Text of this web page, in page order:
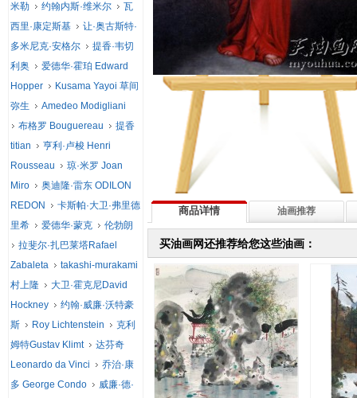
商品详情 油画推荐
买油画网还推荐给您这些油画：
米勒
约翰内斯·维米尔
瓦
西里·康定斯基
让·奥古斯特·
多米尼克·安格尔
提香·韦切
利奥
爱德华·霍珀 Edward
Hopper
Kusama Yayoi 草间
弥生
Amedeo Modigliani
布格罗 Bouguereau
提香
titian
亨利·卢梭 Henri
Rousseau
琼·米罗 Joan
Miro
奥迪隆·雷东 ODILON
REDON
卡斯帕·大卫·弗里德
里希
爱德华·蒙克
伦勃朗
拉斐尔·扎巴莱塔Rafael
Zabaleta
takashi-murakami
村上隆
大卫·霍克尼David
Hockney
约翰·威廉·沃特豪
斯
Roy Lichtenstein
克利
姆特Gustav Klimt
达芬奇
Leonardo da Vinci
乔治·康
多 George Condo
威廉·德·